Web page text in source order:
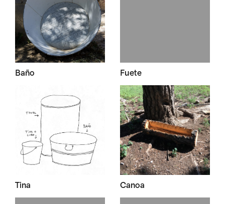
Baño Fuete
Tina Canoa